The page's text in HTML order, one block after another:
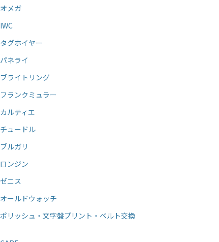
オメガ
IWC
タグホイヤー
パネライ
ブライトリング
フランクミュラー
カルティエ
チュードル
ブルガリ
ロンジン
ゼニス
オールドウォッチ
ポリッシュ・文字盤プリント・ベルト交換